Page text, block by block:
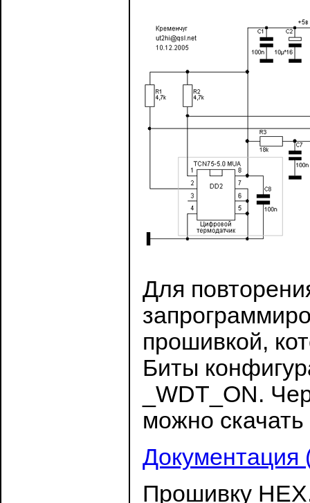
Для
прошивкой,
Биты
_WDT_ON.
можно скачать
Документация
Прошивку